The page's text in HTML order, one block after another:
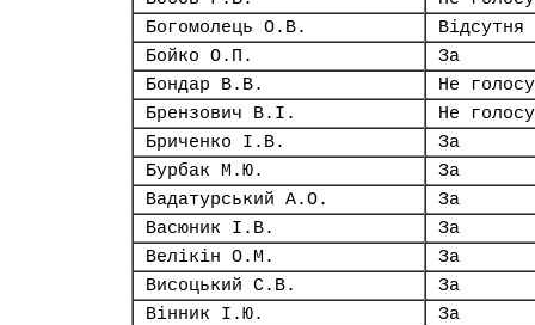
Богомолець О.В.
Відсутня
Бойко О.П.
За
Бондар В.В.
Не
Брензович В.І.
Не
Бриченко І.В.
За
Бурбак М.Ю.
За
Вадатурський А.О.
За
Васюник І.В.
За
Велікін О.М.
За
Висоцький С.В.
За
Вінник І.Ю.
За